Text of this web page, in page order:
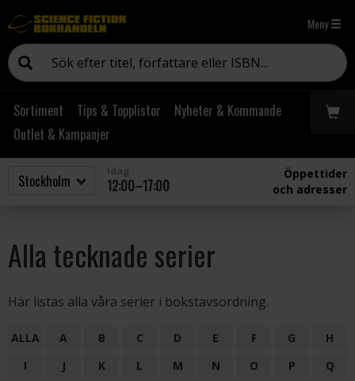
Meny
Sortiment Tips & Topplistor
Nyheter & Kommande
Outlet & Kampanjer
12:00–17:00
Öppettider
och adresser
Alla tecknade serier
Här listas alla våra serier i bokstavsordning.
ALLA A B C D E F G
H
I
J K L M N O P
Q